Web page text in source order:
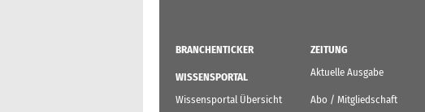
BRANCHENTICKER
WISSENSPORTAL
Wissensportal Übersicht
ZEITUNG
Aktuelle Ausgabe
Abo / Mitgliedschaft